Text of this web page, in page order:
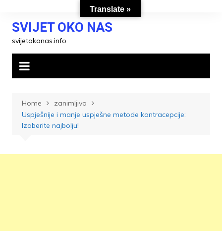
contentSVIJET OKO NAS
svijetokonas.info
Home
zanimljivo
Uspješnije i manje uspješne metode kontracepcije:
Izaberite najbolju!
Translate »